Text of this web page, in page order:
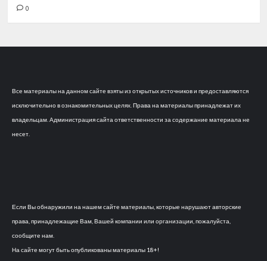
0
Все материалы на данном сайте взяты из открытых источников и предоставляются
исключительно в ознакомительных целях. Права на материалы принадлежат их
владельцам. Администрация сайта ответственности за содержание материала не
несет.
Если Вы обнаружили на нашем сайте материалы, которые нарушают авторские
права, принадлежащие Вам, Вашей компании или организации, пожалуйста,
сообщите нам.
На сайте могут быть опубликованы материалы 18+!